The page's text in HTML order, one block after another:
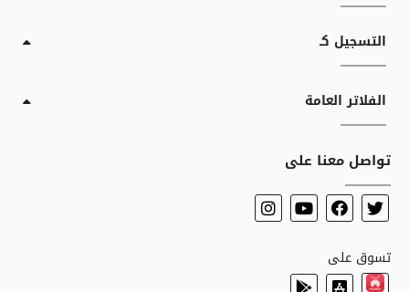
التسجيل كـ
الفلاتر العامة
تواصل معنا على
تسوق على